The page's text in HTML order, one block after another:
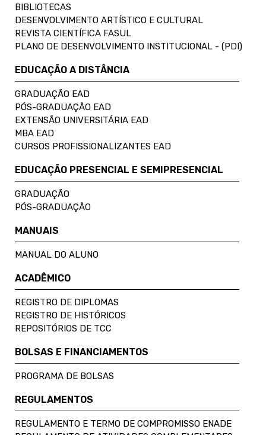
BIBLIOTECAS
DESENVOLVIMENTO ARTÍSTICO E CULTURAL
REVISTA CIENTÍFICA FASUL
PLANO DE DESENVOLVIMENTO INSTITUCIONAL - (PDI)
EDUCAÇÃO A DISTÂNCIA
GRADUAÇÃO EAD
PÓS-GRADUAÇÃO EAD
EXTENSÃO UNIVERSITÁRIA EAD
MBA EAD
CURSOS PROFISSIONALIZANTES EAD
EDUCAÇÃO PRESENCIAL E SEMIPRESENCIAL
GRADUAÇÃO
PÓS-GRADUAÇÃO
MANUAIS
MANUAL DO ALUNO
ACADÊMICO
REGISTRO DE DIPLOMAS
REGISTRO DE HISTÓRICOS
REPOSITÓRIOS DE TCC
BOLSAS E FINANCIAMENTOS
PROGRAMA DE BOLSAS
REGULAMENTOS
REGULAMENTO E TERMO DE COMPROMISSO ENADE